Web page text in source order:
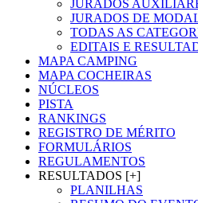
JURADOS
JURADOS DE
TODAS AS
EDITAIS E
MAPA CAMPING
MAPA COCHEIRAS
NÚCLEOS
PISTA
RANKINGS
REGISTRO DE MÉRITO
FORMULÁRIOS
REGULAMENTOS
RESULTADOS [+]
PLANILHAS